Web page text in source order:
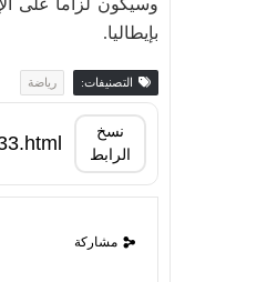
بإيطاليا.
التصنيفات: رياضة
نسخ
الرابط
مشاركة